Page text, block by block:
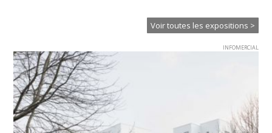
Voir toutes les expositions >
INFOMERCIAL